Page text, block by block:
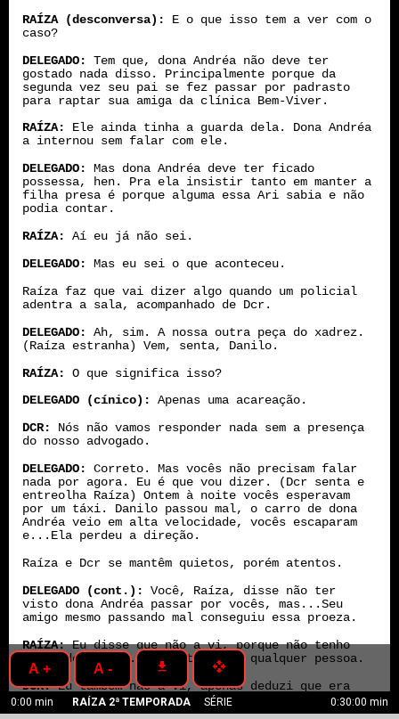
0:00 min RAÍZA 2ª TEMPORADA SÉRIE 0:30:00 min
A + A - get_app open_with
RAÍZA (desconversa):
E o que isso tem a ver com o
caso?
DELEGADO:
Tem que, dona Andréa não deve ter
gostado nada disso. Principalmente porque da
segunda vez seu pai se fez passar por padrasto
para raptar sua amiga da clínica Bem-Viver.
RAÍZA:
Ele ainda tinha a guarda dela. Dona Andréa
a internou sem falar com ele.
DELEGADO:
Mas dona Andréa deve ter ficado
possessa, hen. Pra ela insistir tanto em manter a
filha presa é porque alguma essa Ari sabia e não
podia contar.
RAÍZA:
Aí eu já não sei.
DELEGADO:
Mas eu sei o que aconteceu.
Raíza faz que vai dizer algo quando um policial
adentra a sala, acompanhado de Dcr.
DELEGADO:
Ah, sim. A nossa outra peça do xadrez.
(Raíza estranha) Vem, senta, Danilo.
RAÍZA:
O que significa isso?
DELEGADO (cínico):
Apenas uma acareação.
DCR:
Nós não vamos responder nada sem a presença
do nosso advogado.
DELEGADO:
Correto. Mas vocês não precisam falar
nada por agora. Eu é que vou dizer. (Dcr senta e
entreolha Raíza) Ontem à noite vocês esperavam
por um táxi. Danilo passou mal, o carro de dona
Andréa veio em alta velocidade, vocês escaparam
e...Ela perdeu a direção.
Raíza e Dcr se mantêm quietos, porém atentos.
DELEGADO (cont.):
Você, Raíza, disse não ter
visto dona Andréa passar por vocês, mas...Seu
amigo mesmo passando mal conseguiu essa proeza.
RAÍZA:Eu disse que não a vi, porque não tenho
visão de raio-x. Podia ter sido qualquer pessoa.
DCR:Eu também não a vi, apenas deduzi que era
ela quem nos seguia quando soube de sua morte.